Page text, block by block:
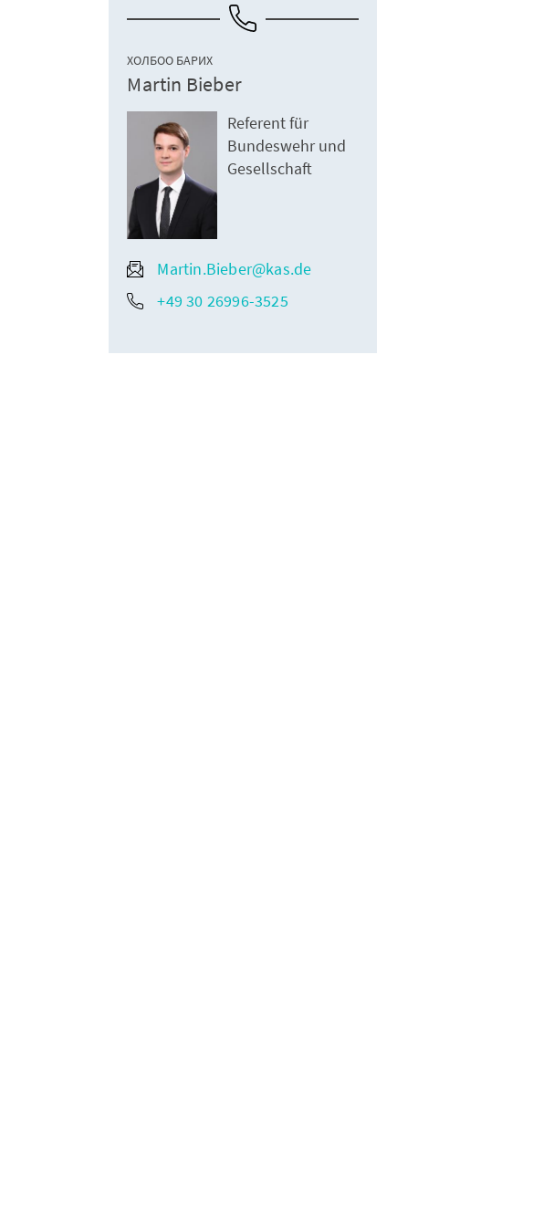
ХОЛБОО БАРИХ
Martin Bieber
Referent für
Bundeswehr und
Gesellschaft
Martin.Bieber@kas.de
+49 30 26996-3525